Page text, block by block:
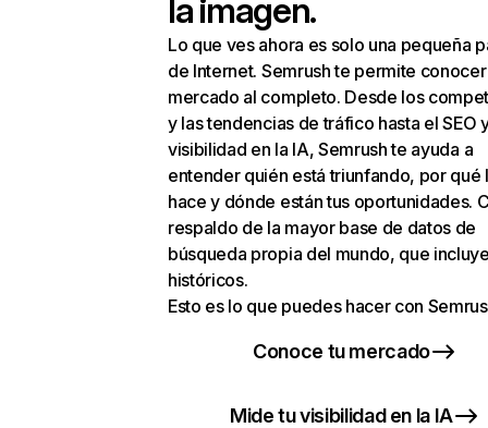
la imagen.
Lo que ves ahora es solo una pequeña
de Internet. Semrush te permite
mercado al completo. Desde los
y las tendencias de tráfico hasta el SEO
visibilidad en la IA, Semrush te ayuda a
entender quién está triunfando, por qué
hace y dónde están tus oportunidades.
respaldo de la mayor base de datos de
búsqueda propia del mundo, que
históricos.
Esto es lo que puedes hacer con
Conoce tu mercado
Mide tu visibilidad en la IA